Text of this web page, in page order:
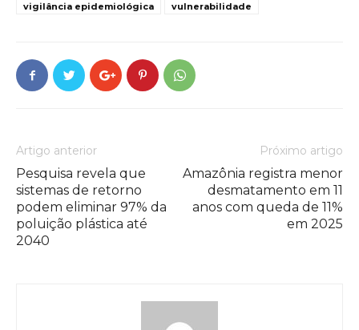
vigilância epidemiológica vulnerabilidade
Artigo anterior
Pesquisa revela que
sistemas de retorno
podem eliminar 97% da
poluição plástica até
2040
Próximo artigo
Amazônia registra menor
desmatamento em 11
anos com queda de 11%
em 2025